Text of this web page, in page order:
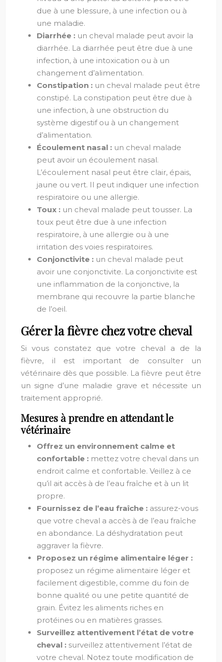
due à une blessure, à une infection ou à
une maladie.
Diarrhée : un cheval malade peut avoir la
diarrhée. La diarrhée peut être due à une
infection, à une intoxication ou à un
changement d’alimentation.
Constipation : un cheval malade peut être
constipé. La constipation peut être due à
une infection, à une obstruction du
système digestif ou à un changement
d’alimentation.
Écoulement nasal : un cheval malade
peut avoir un écoulement nasal.
L’écoulement nasal peut être clair, épais,
jaune ou vert. Il peut indiquer une infection
respiratoire ou une allergie.
Toux : un cheval malade peut tousser. La
toux peut être due à une infection
respiratoire, à une allergie ou à une
irritation des voies respiratoires.
Conjonctivite : un cheval malade peut
avoir une conjonctivite. La conjonctivite est
une inflammation de la conjonctive, la
membrane qui recouvre la partie blanche
de l’oeil.
Gérer la fièvre chez votre cheval
Si vous constatez que votre cheval a de la
fièvre, il est important de consulter un
vétérinaire dès que possible. La fièvre peut être
un signe d’une maladie grave et nécessite un
traitement approprié.
Mesures à prendre en attendant le
vétérinaire
Offrez un environnement calme et
confortable : mettez votre cheval dans un
endroit calme et confortable. Veillez à ce
qu’il ait accès à de l’eau fraîche et à un lit
propre.
Fournissez de l’eau fraîche : assurez-vous
que votre cheval a accès à de l’eau fraîche
en abondance. La déshydratation peut
aggraver la fièvre.
Proposez un régime alimentaire léger :
proposez un régime alimentaire léger et
facilement digestible, comme du foin de
bonne qualité ou une petite quantité de
grain. Évitez les aliments riches en
protéines ou en matières grasses.
Surveillez attentivement l’état de votre
cheval : surveillez attentivement l’état de
votre cheval. Notez toute modification de